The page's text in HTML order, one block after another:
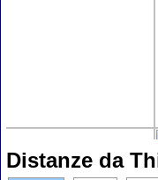
Distanze da